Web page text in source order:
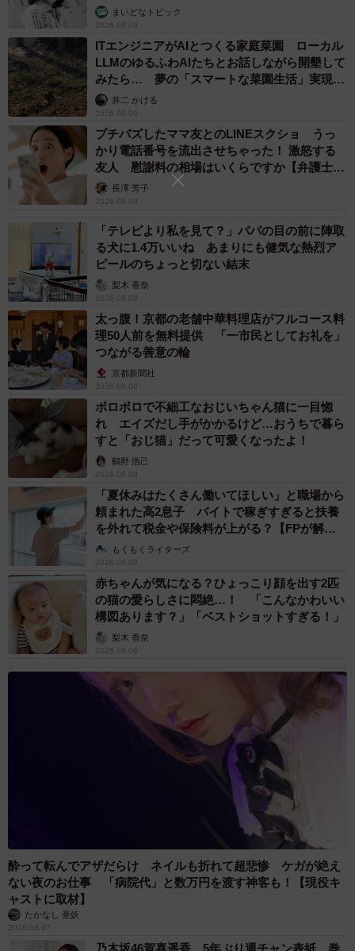
母と一緒に天に行くことを決意する （圷 見南子さんの提供）
また圷さんは、アニメ『PUI PUI モルカー』でモルカーの
声を演じた「つむぎさん」の訃報を知り、「母とテツとつ
むぎさんと一緒に天国を目指してるといいなぁ」と思うの
でした。
9/20
母が亡くなった後に圷さんが思ったこと （圷 見南子さんの提供）
読者からは「テツの言葉ひとつひとつがとても良くて感動
した」「お別れ直前のひと言は心に重くきた」など様々な
反響が。そこで作者の圷さんに、同作を描いたきっかけに
ついて話を聞きました。
テツとの思い出が連載作品に？
―同作を描いたきっかけを教えてください。
元々両親との生活のなかでエッセイ漫画を定期的に描いて
SNSに載せており、それを昨年5月に同人誌としてまとめる
機会がありました。その時期は母の逝去から半年ほど経っ
た頃で、自分の気持ちに一区切りつける意味もこめて、描
き下ろしとして収録するため制作しました。
―同作の中で、特にお気に入りの場面があれば、理由と一
緒にぜひお聞かせください。
テツの肖像画を油絵で描く場面は、まだ母が病魔から遠か
った平和な時間を思い出していたので、描きながら幸せで
―コミックビームにて連載されている『ぷくちょらりファ
ミリア』の第1話は同作をもとに描かれたとのことですが、
どのような経緯でそういった流れになったのでしょうか？
昨年4月ほどにぬいぐるみにまつわる連載企画を編集者さん
と作っていたのですが、そのあと『我が家にいたテツとい
む」まいどなトピック
2026.08.08
ITエンジニアがAIとつくる家庭菜園 ローカル
LLMのゆるふわAIたちとお話しながら開墾して
みたら… 夢の「スマートな菜園生活」実現な
るか井二 かける
2026.08.08
プチバズしたママ友とのLINEスクショ うっ
かり電話番号を流出させちゃった！ 激怒する
友人 慰謝料の相場はいくらですか【弁護士が
解説】長澤 芳子
2026.08.08
「テレビより私を見て？」パパの目の前に陣取
る犬に1.4万いいね あまりにも健気な熱烈ア
ピールのちょっと切ない結末
梨木 香奈
2026.08.08
太っ腹！京都の老舗中華料理店がフルコース料
理50人前を無料提供 「一市民としてお礼を」
つながる善意の輪
京都新聞社
2026.08.08
ボロボロで不細工なおじいちゃん猫に一目惚
れ エイズだし手がかかるけど…おうちで暮ら
すと「おじ猫」だって可愛くなったよ！
鶴野 浩己
2026.08.08
「夏休みはたくさん働いてほしい」と職場から
頼まれた高2息子 バイトで稼ぎすぎると扶養
を外れて税金や保険料が上がる？【FPが解
説】もくもくライターズ
2026.08.08
赤ちゃんが気になる？ひょっこり顔を出す2匹
の猫の愛らしさに悶絶…！ 「こんなかわいい
構図あります？」「ベストショットすぎる！」
梨木 香奈
2026.08.08
酔って転んでアザだらけ ネイルも折れて超悲惨 ケガが絶え
ない夜のお仕事 「病院代」と数万円を渡す神客も！【現役キ
ャストに取材】
たかなし 亜妖
2026.08.07